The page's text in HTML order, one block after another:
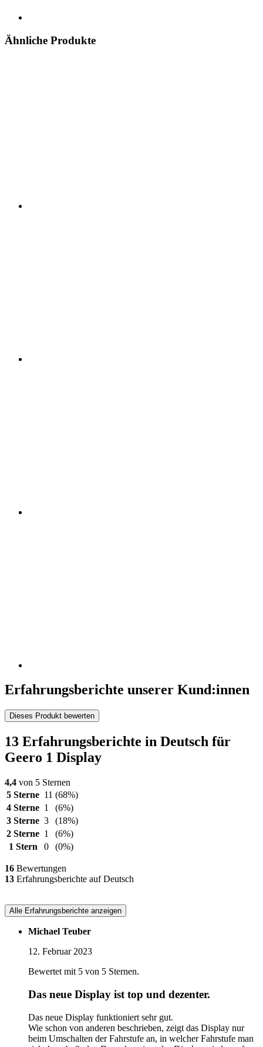
Ähnliche Produkte
Erfahrungsberichte unserer Kund:innen
Dieses Produkt bewerten
13 Erfahrungsberichte in Deutsch für
Geero 1 Display
4,4 von 5 Sternen
5 Sterne 11 (68%)
4 Sterne 1
(6%)
3 Sterne 3
(18%)
2 Sterne 1
(6%)
1 Stern
0 (0%)
16 Bewertungen
13 Erfahrungsberichte auf Deutsch
Alle Erfahrungsberichte anzeigen
Michael Teuber
12. Februar 2023
Bewertet mit 5 von 5 Sternen.
Das neue Display ist top und dezenter.
Das neue Display funktioniert sehr gut.
Wie schon von anderen beschrieben, zeigt das Display nur
beim Umschalten der Fahrstufe an, in welcher Fahrstufe man